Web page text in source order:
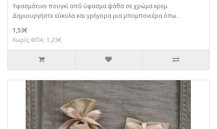
Υφασμάτινο πουγκί από ύφασμα ψάθα σε χρώμα κρεμ.
Δημιουργήστε εύκολα και γρήγορα μια μπομπονιέρα όπω..
1,53€
Χωρίς ΦΠΑ: 1,23€